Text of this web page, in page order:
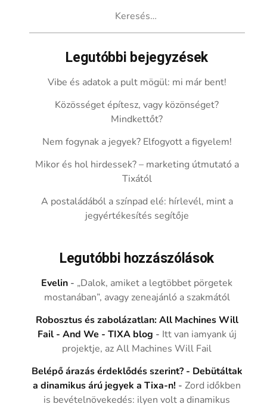
Legutóbbi bejegyzések
Vibe és adatok a pult mögül: mi már bent!
Közösséget építesz, vagy közönséget?
Mindkettőt?
Nem fogynak a jegyek? Elfogyott a figyelem!
Mikor és hol hirdessek? – marketing útmutató a
Tixától
A postaládából a színpad elé: hírlevél, mint a
jegyértékesítés segítője
Legutóbbi hozzászólások
Evelin - „Dalok, amiket a legtöbbet pörgetek
mostanában”, avagy zeneajánló a szakmától
Robosztus és zabolázatlan: All Machines Will
Fail - And We - TIXA blog - Itt van iamyank új
projektje, az All Machines Will Fail
Belépő árazás érdeklődés szerint? - Debütáltak
a dinamikus árú jegyek a Tixa-n! -Zord időkben
is bevételnövekedés: ilyen volt a dinamikus